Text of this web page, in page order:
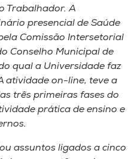
Trabalhador. A
presencial de Saúde
Comissão Intersetorial
Conselho Municipal de
qual a Universidade faz
atividade on-line, teve a
três primeiras fases do
prática de ensino e
assuntos ligados a cinco